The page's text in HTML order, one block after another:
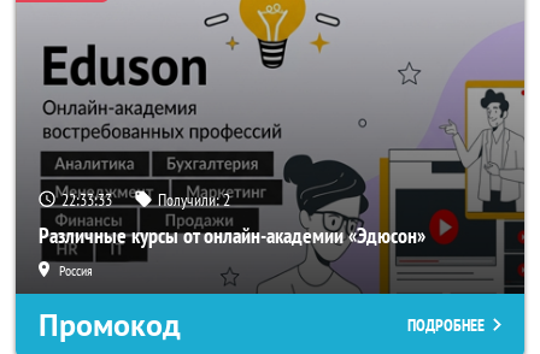
22:33:33 Получили:2
Различные курсы от онлайн-академии «Эдюсон»
Россия
Промокод ПОДРОБНЕЕ